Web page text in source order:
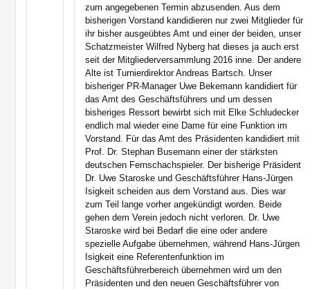
zum angegebenen Termin abzusenden. Aus dem
bisherigen Vorstand kandidieren nur zwei Mitglieder für
ihr bisher ausgeübtes Amt und einer der beiden, unser
Schatzmeister Wilfred Nyberg hat dieses ja auch erst
seit der Mitgliederversammlung 2016 inne. Der andere
Alte ist Turnierdirektor Andreas Bartsch. Unser
bisheriger PR-Manager Uwe Bekemann kandidiert für
das Amt des Geschäftsführers und um dessen
bisheriges Ressort bewirbt sich mit Elke Schludecker
endlich mal wieder eine Dame für eine Funktion im
Vorstand. Für das Amt des Präsidenten kandidiert mit
Prof. Dr. Stephan Busemann einer der stärksten
deutschen Fernschachspieler. Der bisherige Präsident
Dr. Uwe Staroske und Geschäftsführer Hans-Jürgen
Isigkeit scheiden aus dem Vorstand aus. Dies war
zum Teil lange vorher angekündigt worden. Beide
gehen dem Verein jedoch nicht verloren. Dr. Uwe
Staroske wird bei Bedarf die eine oder andere
spezielle Aufgabe übernehmen, während Hans-Jürgen
Isigkeit eine Referentenfunktion im
Geschäftsführerbereich übernehmen wird um den
Präsidenten und den neuen Geschäftsführer von